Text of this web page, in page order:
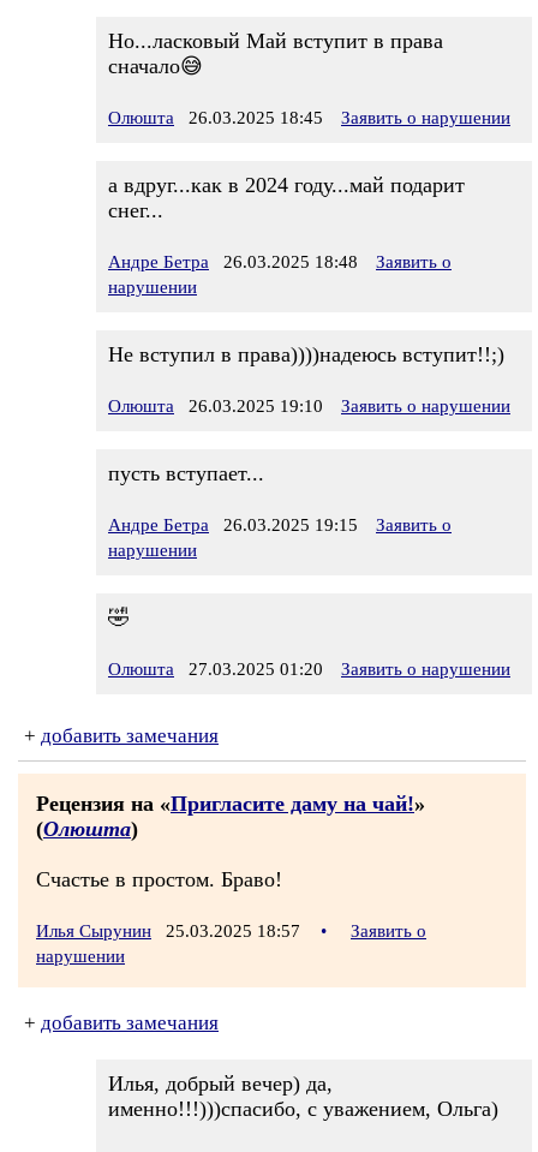
Но...ласковый Май вступит в права
сначало😅
Олюшта 26.03.2025 18:45 Заявить о нарушении
а вдруг...как в 2024 году...май подарит
снег...
Андре Бетра 26.03.2025 18:48
Заявить о
нарушении
Не вступил в права))))надеюсь вступит!!;)
Олюшта 26.03.2025 19:10 Заявить о нарушении
пусть вступает...
Андре Бетра 26.03.2025 19:15
Заявить о
нарушении
🤣
Олюшта 27.03.2025 01:20 Заявить о нарушении
+ добавить замечания
Рецензия на «Пригласите даму на чай!»
(Олюшта)
Счастье в простом. Браво!
Илья Сырунин 25.03.2025 18:57 •
Заявить о
нарушении
+ добавить замечания
Илья, добрый вечер) да,
именно!!!)))спасибо, с уважением, Ольга)